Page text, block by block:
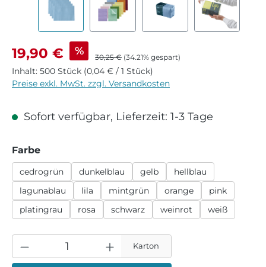
Verkaufspreis:
19,90 € % Regulärer Preis:
30,25 € (34.21% gespart)
Inhalt: 500 Stück (0,04 € / 1 Stück)
Preise exkl. MwSt. zzgl. Versandkosten
Sofort verfügbar, Lieferzeit: 1-3 Tage
Farbeauswählen
cedrogrün dunkelblau gelb
hellblau
lagunablau
lila mintgrün orange
pink
platingrau
rosa schwarz weinrot weiß
Karton